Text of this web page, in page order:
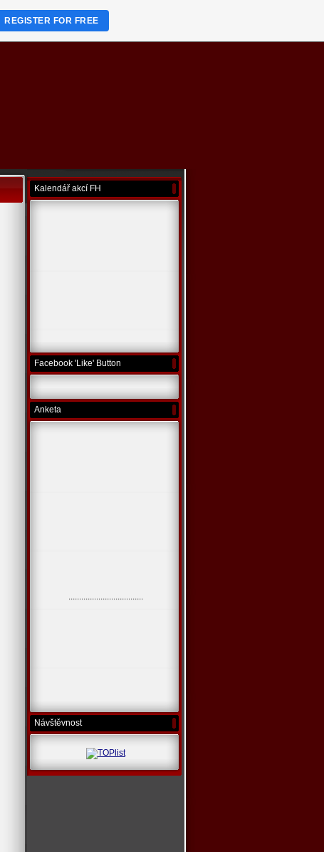
Kalendář akcí FH
Facebook 'Like' Button
Anketa
...................................
Návštěvnost
REGISTER FOR FREE